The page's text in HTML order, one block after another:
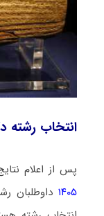
انتخاب رشته
پس از اعلام نتایج
۱۴۰۵داوطلبان